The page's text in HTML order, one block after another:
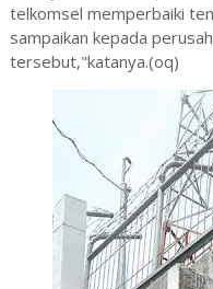
telkomsel memperbaiki
sampaikan kepada
tersebut,"katanya.(oq)